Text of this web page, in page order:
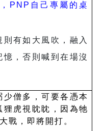
PNP自己專屬的桌
有如大風吹，融入
，否則喊到在場沒
僧多，可要各憑本
虎視眈眈，因為牠
戰，即將開打。